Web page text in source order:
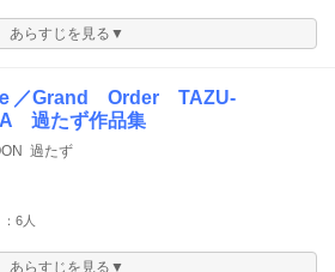
あらすじを見る▼
ｅ／Grand Order TAZU-
過たず作品集
過たず
6人
あらすじを見る▼